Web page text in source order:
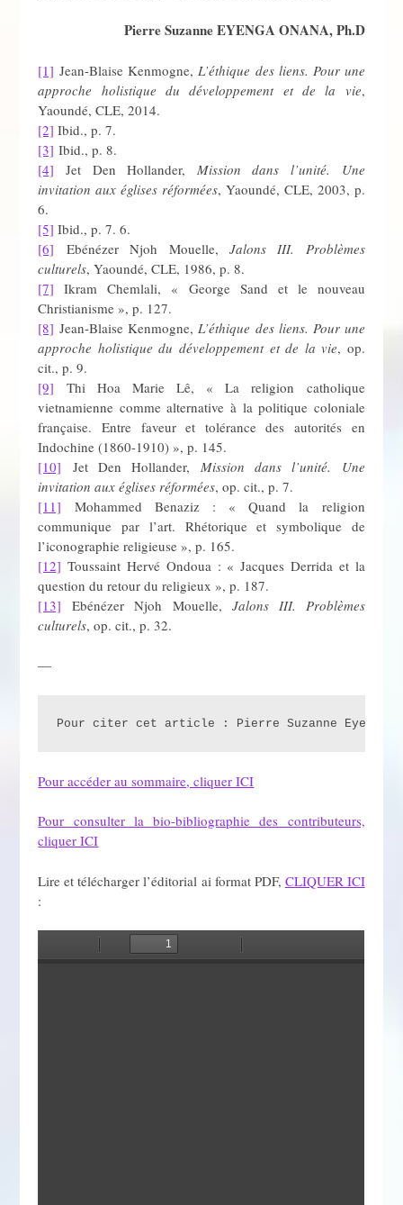
Pierre Suzanne EYENGA ONANA, Ph.D
[1] Jean-Blaise Kenmogne, L’éthique des liens. Pour une
approche holistique du développement et de la vie,
Yaoundé, CLE, 2014.
[2] Ibid., p. 7.
[3] Ibid., p. 8.
[4] Jet Den Hollander, Mission dans l’unité. Une
invitation aux églises réformées, Yaoundé, CLE, 2003, p.
6.
[5] Ibid., p. 7. 6.
[6] Ebénézer Njoh Mouelle, Jalons III. Problèmes
culturels, Yaoundé, CLE, 1986, p. 8.
[7] Ikram Chemlali, « George Sand et le nouveau
Christianisme », p. 127.
[8] Jean-Blaise Kenmogne, L’éthique des liens. Pour une
approche holistique du développement et de la vie, op.
cit., p. 9.
[9] Thi Hoa Marie Lê, « La religion catholique
vietnamienne comme alternative à la politique coloniale
française. Entre faveur et tolérance des autorités en
Indochine (1860-1910) », p. 145.
[10] Jet Den Hollander, Mission dans l’unité. Une
invitation aux églises réformées, op. cit., p. 7.
[11] Mohammed Benaziz : « Quand la religion
communique par l’art. Rhétorique et symbolique de
l’iconographie religieuse », p. 165.
[12] Toussaint Hervé Ondoua : « Jacques Derrida et la
question du retour du religieux », p. 187.
[13] Ebénézer Njoh Mouelle, Jalons III. Problèmes
culturels, op. cit., p. 32.
—
Pour citer cet article : Pierre Suzanne
Pour accéder au sommaire, cliquer ICI
Pour consulter la bio-bibliographie des contributeurs,
cliquer ICI
Lire et télécharger l’éditorial ai format PDF, CLIQUER ICI
: